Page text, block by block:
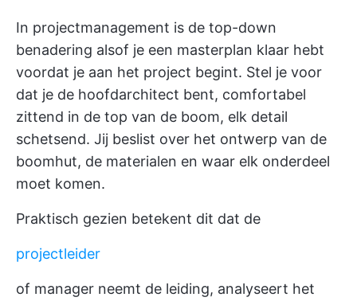
In projectmanagement is de top-down
benadering alsof je een masterplan klaar hebt
voordat je aan het project begint. Stel je voor
dat je de hoofdarchitect bent, comfortabel
zittend in de top van de boom, elk detail
schetsend. Jij beslist over het ontwerp van de
boomhut, de materialen en waar elk onderdeel
moet komen.
Praktisch gezien betekent dit dat de
projectleider
of manager neemt de leiding, analyseert het